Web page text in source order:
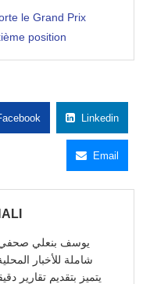
le Grand Prix
position
Linkedin
Email
يوسف بنعلي صحفي
شاملة للأخبار